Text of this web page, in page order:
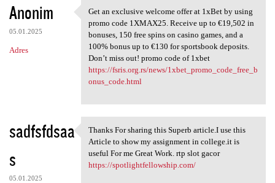
Anonim
05.01.2025
Adres
Get an exclusive welcome
Get an exclusive welcome offer at 1xBet by using
promo code 1XMAX25. Receive up to €19,502 in
bonuses, 150 free spins on casino games, and a
100% bonus up to €130 for sportsbook deposits.
Don’t miss out! promo code of 1xbet
https://fsris.org.rs/news/1xbet_promo_code_free_b
onus_code.html
sadfsfdsaa
s
05.01.2025
Thanks For sharing this
Thanks For sharing this Superb article.I use this
Article to show my assignment in college.it is
useful For me Great Work. rtp slot gacor
https://spotlightfellowship.com/